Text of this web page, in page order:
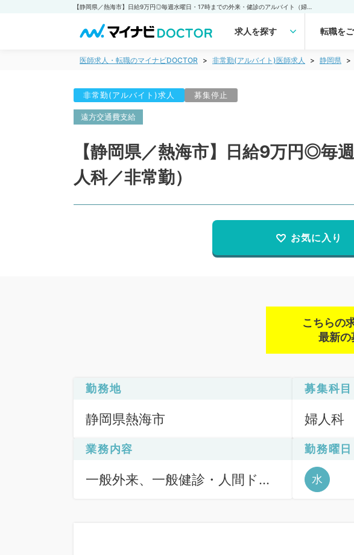
求人を探す 転職を
医師求人・転職のマイナビDOCTOR 非常勤(アルバイト)医師求人 静岡県
非常勤(アルバイト)求人 募集停止
遠方交通費支給
【静岡県／熱海市】日給9万円◎毎
人科／非常勤）
お気に入り
こちらの
最新の
勤務地
静岡県熱海市
募集科目
婦人科
業務内容
一般外来、一般健診・人間ドッ
勤務曜日
水